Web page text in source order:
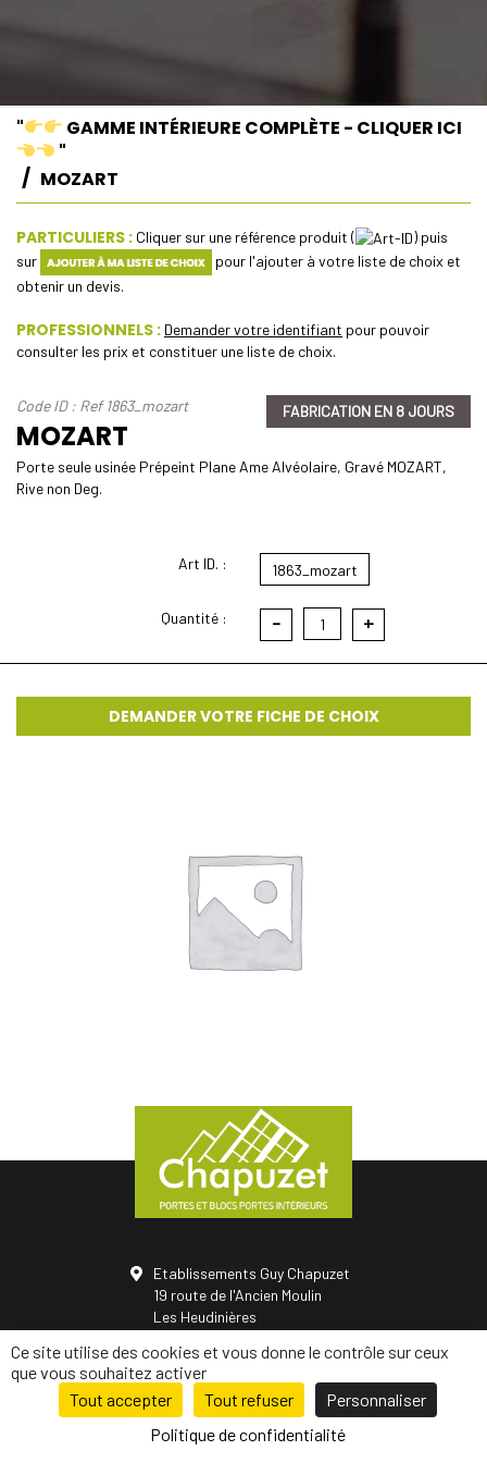
"
GAMME INTÉRIEURE COMPLÈTE - CLIQUER ICI
"
MOZART
PARTICULIERS : Cliquer sur une référence produit (
) puis
sur
pour l'ajouter à votre liste de choix et
obtenir un devis.
PROFESSIONNELS : Demander votre identifiant pour pouvoir
consulter les prix et constituer une liste de choix.
Code ID : Ref 1863_mozart
MOZART
FABRICATION EN 8 JOURS
Porte seule usinée Prépeint Plane Ame Alvéolaire, Gravé MOZART,
Rive non Deg.
Art ID. :
Quantité :
1863_mozart
- 1 +
DEMANDER VOTRE FICHE DE CHOIX
Etablissements Guy Chapuzet
19 route de l'Ancien Moulin
Les Heudinières
02 31 68 05 21
© Conception Mediapilote Normandie Mentions légales
Politique de
confidentialité-Plan de site
Ce site utilise des cookies et vous donne le contrôle sur ceux
que vous souhaitez activer
Tout accepter
Tout refuser
Personnaliser
Politique de confidentialité